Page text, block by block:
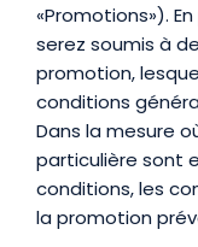
«Promotions»).
serez soumis à
promotion,
conditions
Dans la mesure
particulière sont
conditions, les
la promotion